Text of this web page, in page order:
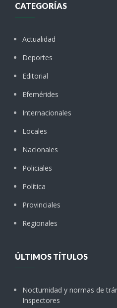
CATEGORÍAS
Actualidad
Deportes
Editorial
Efemérides
Internacionales
Locales
Nacionales
Policiales
Política
Provinciales
Regionales
ÚLTIMOS TÍTULOS
Nocturnidad y normas de
Inspectores